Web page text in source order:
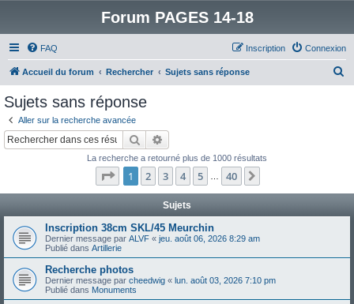
Forum PAGES 14-18
FAQ Connexion
Inscription
Accueil du forum Rechercher Sujets sans réponse
Sujets sans réponse
Aller sur la recherche avancée
Rechercher
La recherche a retourné plus de 1000 résultats
Page 1sur40
1 2 3 4 5 40
Sujets
Inscription 38cm SKL/45 Meurchin
Dernier message par ALVF « jeu. août 06, 2026 8:29 am
Publié dans Artillerie
Recherche photos
Dernier message par cheedwig « lun. août 03, 2026 7:10 pm
Publié dans Monuments